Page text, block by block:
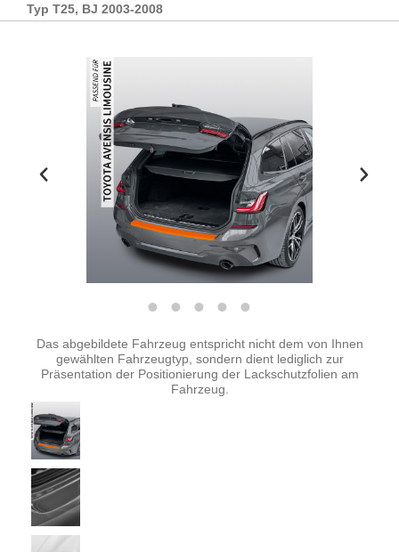
Typ T25, BJ 2003-2008
Bildergalerie überspringen
Das abgebildete Fahrzeug entspricht nicht dem von Ihnen
gewählten Fahrzeugtyp, sondern dient lediglich zur
Präsentation der Positionierung der Lackschutzfolien am
Fahrzeug.